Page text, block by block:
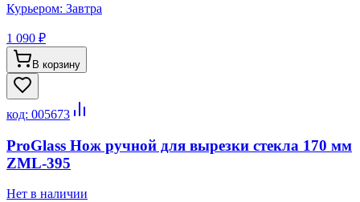
Курьером: Завтра
1 090 ₽
В корзину
код: 005673
ProGlass Нож ручной для вырезки стекла 170 мм
ZML-395
Нет в наличии